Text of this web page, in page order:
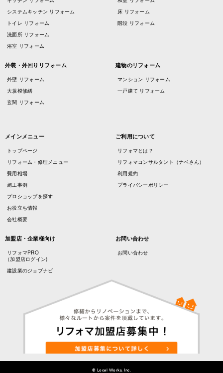
システムキッチン リフォーム
トイレ リフォーム
洗面所 リフォーム
浴室 リフォーム
床 リフォーム
階段 リフォーム
外装・外回りリフォーム
外壁 リフォーム
大規模修繕
玄関 リフォーム
建物のリフォーム
マンション リフォーム
一戸建て リフォーム
メインメニュー
トップページ
リフォーム・修理メニュー
費用相場
施工事例
プロショップを探す
お役立ち情報
会社概要
ご利用について
リフォマとは？
リフォマコンサルタント（ナベさん）
利用規約
プライバシーポリシー
加盟店・企業様向け
リフォマPRO
（加盟店ログイン)
建設業のジョブナビ
お問い合わせ
お問い合わせ
© Local Works, Inc.